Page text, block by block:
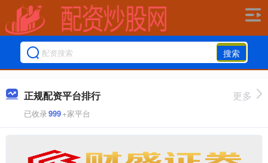
搜索
正规配资平台排行
已收录999+家平台
更多